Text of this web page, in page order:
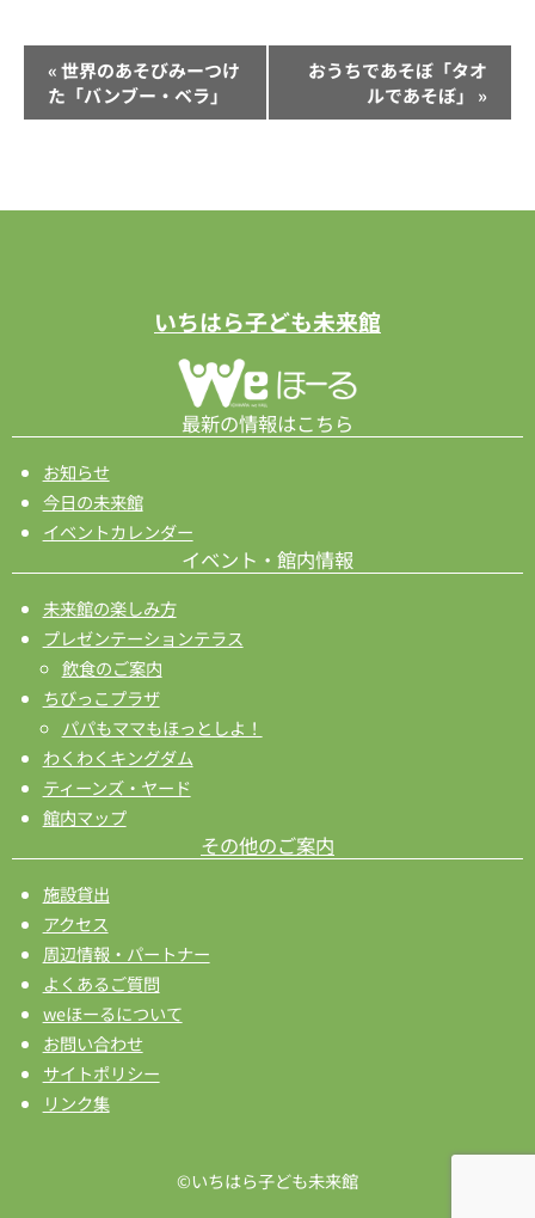
ン
«世界のあそびみーつけ
た「バンブー・ベラ」
おうちであそぼ「タオ
ルであそぼ」 »
いちはら子ども未来館
最新の情報はこちら
お知らせ
今日の未来館
イベントカレンダー
イベント・館内情報
未来館の楽しみ方
プレゼンテーションテラス
飲食のご案内
ちびっこプラザ
パパもママもほっとしよ！
わくわくキングダム
ティーンズ・ヤード
館内マップ
その他のご案内
施設貸出
アクセス
周辺情報・パートナー
よくあるご質問
weほーるについて
お問い合わせ
サイトポリシー
リンク集
©いちはら子ども未来館